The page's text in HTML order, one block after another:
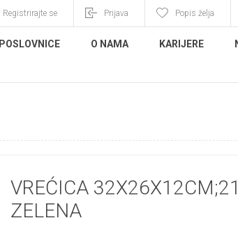
Registrirajte se Prijava Popis želja
POSLOVNICE O NAMA KARIJERE
VREĆICA
ZELENA